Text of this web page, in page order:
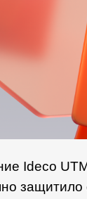
Ideco
защитило
задачу
в вашей